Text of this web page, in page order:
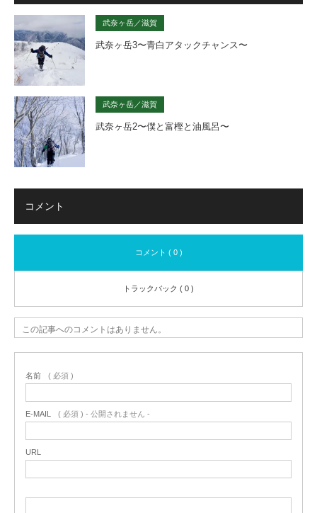
武奈ヶ岳／滋賀
武奈ヶ岳3〜青白アタックチャンス〜
武奈ヶ岳／滋賀
武奈ヶ岳2〜僕と富樫と油風呂〜
コメント
コメント ( 0 )
トラックバック ( 0 )
この記事へのコメントはありません。
名前 ( 必須 )
E-MAIL ( 必須 ) - 公開されません -
URL